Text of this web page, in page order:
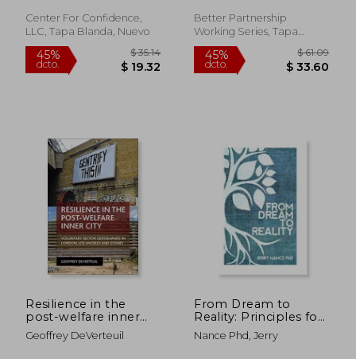
Center For Confidence,
LLC, Tapa Blanda, Nuevo
Better Partnership
Working Series, Tapa
Blanda, Nuevo
Resilience in the
post-welfare inner
city: Voluntary sector
geographies in
Geoffrey DeVerteuil
From Dream to
Reality: Principles for
Building a Nonprofit
Organization (en
Nance Phd, Jerry